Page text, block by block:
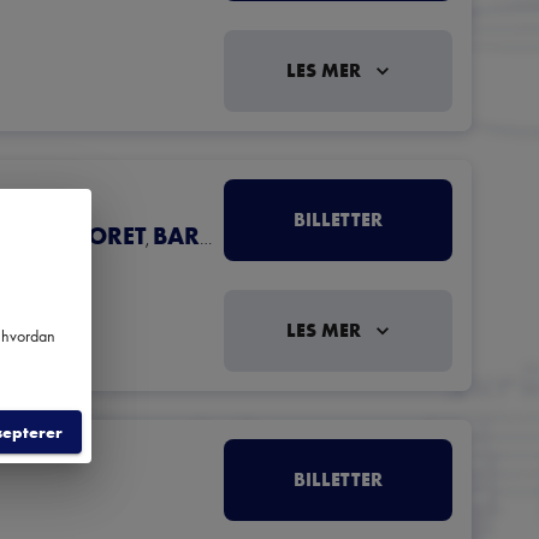
LES MER
OPERAKORET, BARNEKORET
BILLETTER
LES MER
BILLETTER